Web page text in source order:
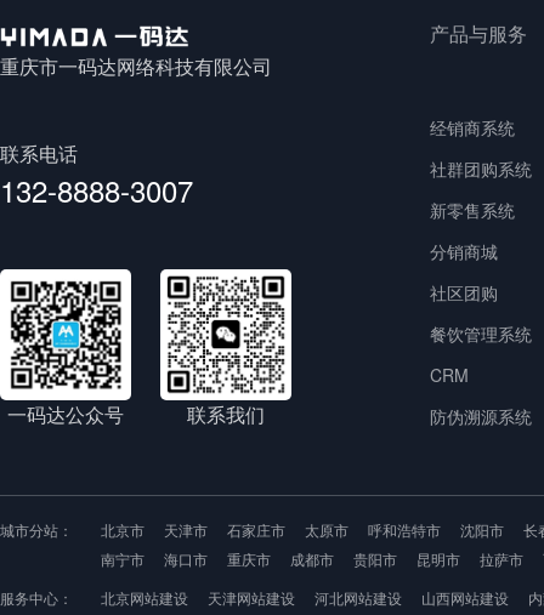
重庆市一码达网络科技有限公司
联系电话
132-8888-3007
一码达公众号 联系我们
产品与服务
经销商系统
社群团购系统
新零售系统
分销商城
社区团购
餐饮管理系统
CRM
防伪溯源系统
城市分站： 北京市 天津市 石家庄市 太原市 呼和浩特市 沈阳市
长
南宁市
海口市 重庆市 成都市 贵阳市 昆明市 拉萨市
服务中心：
北京网站建设 天津网站建设 河北网站建设 山西网站建设